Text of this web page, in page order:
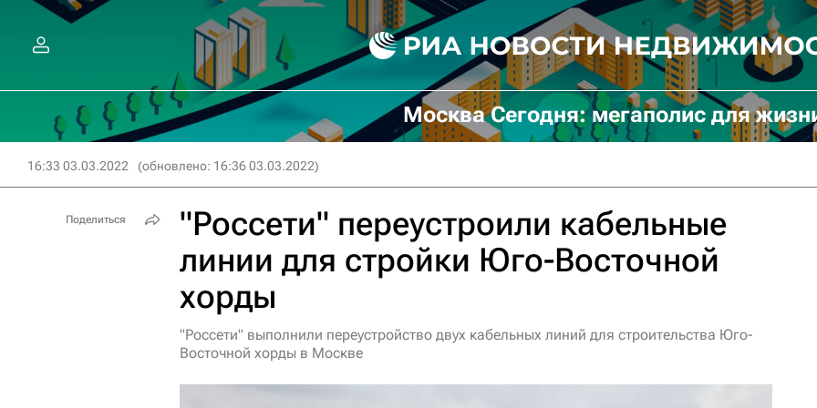
Москва Сегодня: мегаполис для
16:33 03.03.2022 (обновлено: 16:36 03.03.2022)
"Россети" переустроили кабельные
линии для стройки Юго-Восточной
хорды
"Россети" выполнили переустройство двух кабельных линий для строительства Юго-
Восточной хорды в Москве
Поделиться